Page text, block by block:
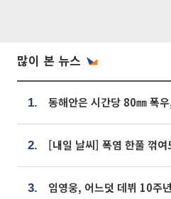
많이 본 뉴스
1.
2.
3.